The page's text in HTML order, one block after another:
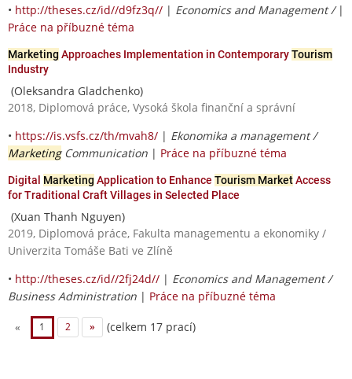
• http://theses.cz/id//d9fz3q// | Economics and Management / |
Práce na příbuzné téma
Marketing Approaches Implementation in ContemporaryTourism
Industry
(Oleksandra Gladchenko)
2018, Diplomová práce, Vysoká škola finanční a správní
• https://is.vsfs.cz/th/mvah8/ | Ekonomika a management /
MarketingCommunication | Práce na příbuzné téma
Digital Marketing Application to Enhance Tourism MarketAccess
for Traditional Craft Villages in Selected Place
(Xuan Thanh Nguyen)
2019, Diplomová práce, Fakulta managementu a ekonomiky /
Univerzita Tomáše Bati ve Zlíně
• http://theses.cz/id//2fj24d// | Economics and Management /
Business Administration | Práce na příbuzné téma
« 1 2 » (celkem 17 prací)